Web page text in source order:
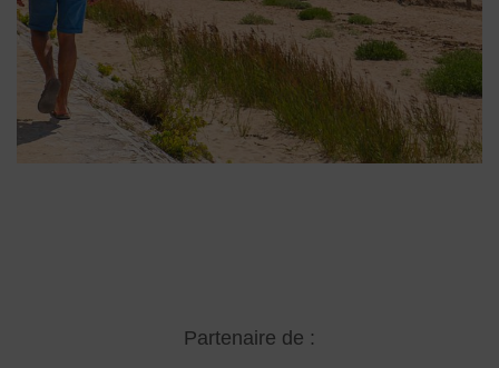
Partenaire de :